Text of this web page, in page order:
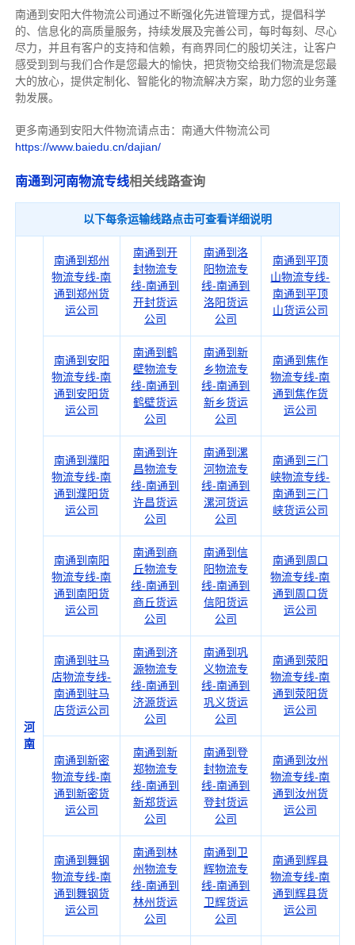
南通到安阳大件物流公司通过不断强化先进管理方式，提倡科学
的、信息化的高质量服务，持续发展及完善公司，每时每刻、尽心
尽力， 并且有客户的支持和信赖，有商界同仁的殷切关注， 让客户
感受到到与我们合作是您最大的愉快，把货物交给我们物流是您最
大的放心， 提供定制化、智能化的物流解决方案，助力您的业务蓬
勃发展。
更多南通到安阳大件物流请点击：南通大件物流公司
https://www.baiedu.cn/dajian/
南通到河南物流专线相关线路查询
以下每条运输线路点击可查看详细说明
河
南
南通到郑州
物流专线-南
通到郑州货
运公司
南通到开
封物流专
线-南通到
开封货运
公司
南通到洛
阳物流专
线-南通到
洛阳货运
公司
南通到平顶
山物流专线-
南通到平顶
山货运公司
南通到安阳
物流专线-南
通到安阳货
运公司
南通到鹤
壁物流专
线-南通到
鹤壁货运
公司
南通到新
乡物流专
线-南通到
新乡货运
公司
南通到焦作
物流专线-南
通到焦作货
运公司
南通到濮阳
物流专线-南
通到濮阳货
运公司
南通到许
昌物流专
线-南通到
许昌货运
公司
南通到漯
河物流专
线-南通到
漯河货运
公司
南通到三门
峡物流专线-
南通到三门
峡货运公司
南通到南阳
物流专线-南
通到南阳货
运公司
南通到商
丘物流专
线-南通到
商丘货运
公司
南通到信
阳物流专
线-南通到
信阳货运
公司
南通到周口
物流专线-南
通到周口货
运公司
南通到驻马
店物流专线-
南通到驻马
店货运公司
南通到济
源物流专
线-南通到
济源货运
公司
南通到巩
义物流专
线-南通到
巩义货运
公司
南通到荥阳
物流专线-南
通到荥阳货
运公司
南通到新密
物流专线-南
通到新密货
运公司
南通到新
郑物流专
线-南通到
新郑货运
公司
南通到登
封物流专
线-南通到
登封货运
公司
南通到汝州
物流专线-南
通到汝州货
运公司
南通到舞钢
物流专线-南
通到舞钢货
运公司
南通到林
州物流专
线-南通到
林州货运
公司
南通到卫
辉物流专
线-南通到
卫辉货运
公司
南通到辉县
物流专线-南
通到辉县货
运公司